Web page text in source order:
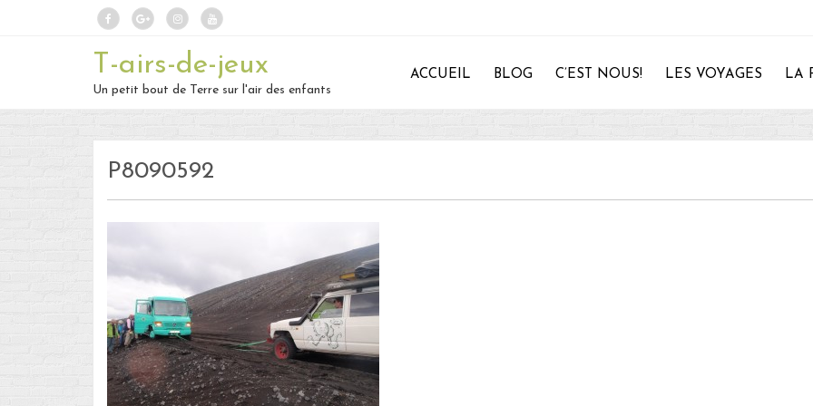
T-airs-de-jeux
Un petit bout de Terre sur l'air des enfants
ACCUEIL BLOG C’EST NOUS! LES VOYAGES LA
P8090592